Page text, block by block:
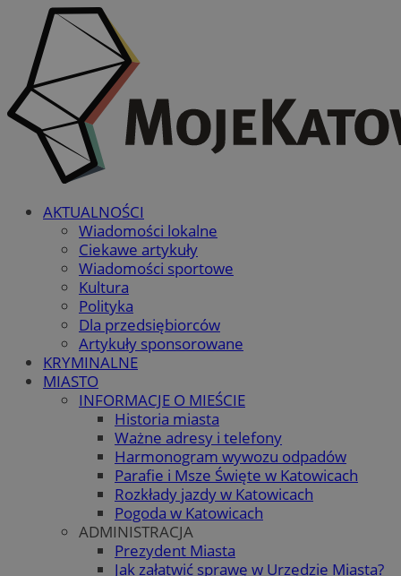
AKTUALNOŚCI
Wiadomości lokalne
Ciekawe artykuły
Wiadomości sportowe
Kultura
Polityka
Dla przedsiębiorców
Artykuły sponsorowane
KRYMINALNE
MIASTO
INFORMACJE O MIEŚCIE
Historia miasta
Ważne adresy i telefony
Harmonogram wywozu odpadów
Parafie i Msze Święte w Katowicach
Rozkłady jazdy w Katowicach
Pogoda w Katowicach
ADMINISTRACJA
Prezydent Miasta
Jak załatwić sprawę w Urzędzie Miasta?